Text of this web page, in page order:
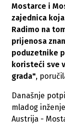
Mostarce i
zajednica
Radimo na
prijenosa
poduzetnike
koristeći sve
grada",
Današnje
mladog
Austrija -